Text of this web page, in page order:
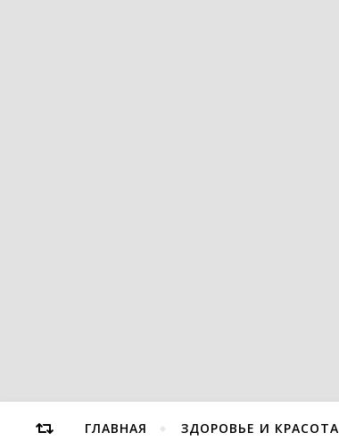
ГЛАВНАЯ ЗДОРОВЬЕ И КРАСОТА